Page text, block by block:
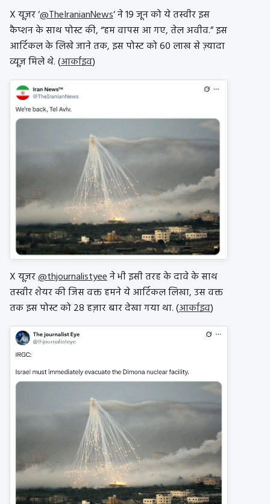
X यूज़र ‘@TheIranianNews‘ ने 19 जून को ये तस्वीर इस
कैप्शन के साथ पोस्ट की, “हम वापस आ गए, तेल अवीव.” इस
आर्टिकल के लिखे जाने तक, इस पोस्ट को 60 लाख से ज़्यादा
व्यूज़ मिले थे. (आर्काइव)
X यूज़र@thjournalistyeeने भी इसी तरह के दावे के साथ
तस्वीर शेयर की जिस वक्त हमने ये आर्टिकल लिखा, उस वक्त
तक इस पोस्ट को 28 हज़ार बार देखा गया था. (आर्काइव)